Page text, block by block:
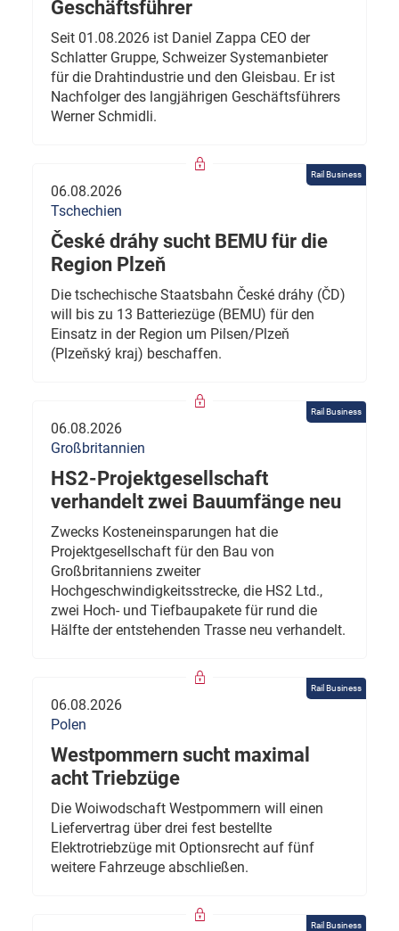
Geschäftsführer
Seit 01.08.2026 ist Daniel Zappa CEO der
Schlatter Gruppe, Schweizer Systemanbieter
für die Drahtindustrie und den Gleisbau. Er ist
Nachfolger des langjährigen Geschäftsführers
Werner Schmidli.
Rail Business
06.08.2026
Tschechien
České dráhy sucht BEMU für die
Region Plzeň
Die tschechische Staatsbahn České dráhy (ČD)
will bis zu 13 Batteriezüge (BEMU) für den
Einsatz in der Region um Pilsen/Plzeň
(Plzeňský kraj) beschaffen.
Rail Business
06.08.2026
Großbritannien
HS2-Projektgesellschaft
verhandelt zwei Bauumfänge neu
Zwecks Kosteneinsparungen hat die
Projektgesellschaft für den Bau von
Großbritanniens zweiter
Hochgeschwindigkeitsstrecke, die HS2 Ltd.,
zwei Hoch- und Tiefbaupakete für rund die
Hälfte der entstehenden Trasse neu verhandelt.
Rail Business
06.08.2026
Polen
Westpommern sucht maximal
acht Triebzüge
Die Woiwodschaft Westpommern will einen
Liefervertrag über drei fest bestellte
Elektrotriebzüge mit Optionsrecht auf fünf
weitere Fahrzeuge abschließen.
Rail Business